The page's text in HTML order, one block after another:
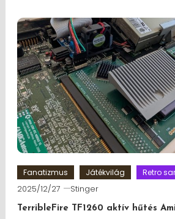
Fanatizmus Játékvilág Retro
2025/12/27 Stinger
TerribleFire TF1260 aktív hűtés